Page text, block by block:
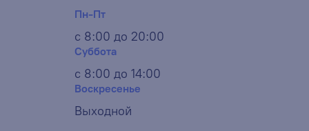
Пн-Пт
с 8:00 до 20:00
Суббота
с 8:00 до 14:00
Воскресенье
Выходной